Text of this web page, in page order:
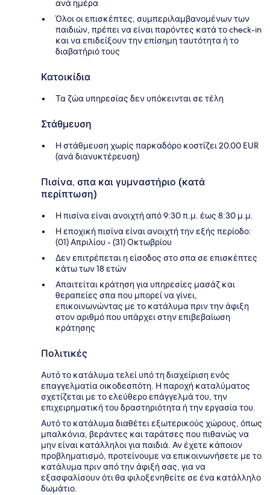
ανά ημέρα
Όλοι οι επισκέπτες, συμπεριλαμβανομένων των
παιδιών, πρέπει να είναι παρόντες κατά το check-in
και να επιδείξουν την επίσημη ταυτότητα ή το
διαβατήριό τους
Κατοικίδια
Τα ζώα υπηρεσίας δεν υπόκεινται σε τέλη
Στάθμευση
Η στάθμευση χωρίς παρκαδόρο κοστίζει 20.00 EUR
(ανά διανυκτέρευση)
Πισίνα, σπα και γυμναστήριο (κατά
περίπτωση)
Η πισίνα είναι ανοιχτή από 9:30 π.μ. έως 8:30 μ.μ.
Η εποχική πισίνα είναι ανοιχτή την εξής περίοδο:
(01) Απριλίου - (31) Οκτωβρίου
Δεν επιτρέπεται η είσοδος στο σπα σε επισκέπτες
κάτω των 18 ετών
Απαιτείται κράτηση για υπηρεσίες μασάζ και
θεραπείες σπα που μπορεί να γίνει,
επικοινωνώντας με το κατάλυμα πριν την άφιξη
στον αριθμό που υπάρχει στην επιβεβαίωση
κράτησης
Πολιτικές
Αυτό το κατάλυμα τελεί υπό τη διαχείριση ενός
επαγγελματία οικοδεσπότη. Η παροχή καταλύματος
σχετίζεται με το ελεύθερο επάγγελμά του, την
επιχειρηματική του δραστηριότητα ή την εργασία του.
Αυτό το κατάλυμα διαθέτει εξωτερικούς χώρους, όπως
μπαλκόνια, βεράντες και ταράτσες που πιθανώς να
μην είναι κατάλληλοι για παιδιά. Αν έχετε κάποιον
προβληματισμό, προτείνουμε να επικοινωνήσετε με το
κατάλυμα πριν από την άφιξή σας, για να
εξασφαλίσουν ότι θα φιλοξενηθείτε σε ένα κατάλληλο
δωμάτιο.